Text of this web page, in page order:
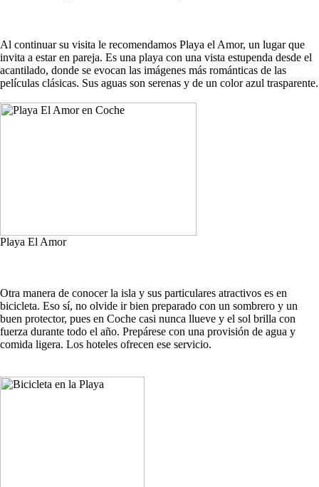
Al continuar su visita le recomendamos Playa el Amor, un lugar que
invita a estar en pareja. Es una playa con una vista estupenda desde el
acantilado, donde se evocan las imágenes más románticas de las
películas clásicas. Sus aguas son serenas y de un color azul trasparente.
Playa El Amor
Otra manera de conocer la isla y sus particulares atractivos es en
bicicleta. Eso sí, no olvide ir bien preparado con un sombrero y un
buen protector, pues en Coche casi nunca llueve y el sol brilla con
fuerza durante todo el año. Prepárese con una provisión de agua y
comida ligera. Los hoteles ofrecen ese servicio.